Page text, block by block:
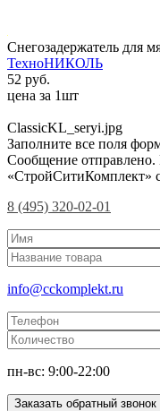
Снегозадержатель для
ТехноНИКОЛЬ
52 руб.
цена за 1шт
ClassicKL_seryi.jpg
Заполните все поля
Сообщение
«СтройСитиКомплект»
8 (495) 320-02-01
info@cckomplekt.ru
пн-вс: 9:00-22:00
Заказать обратный звонок